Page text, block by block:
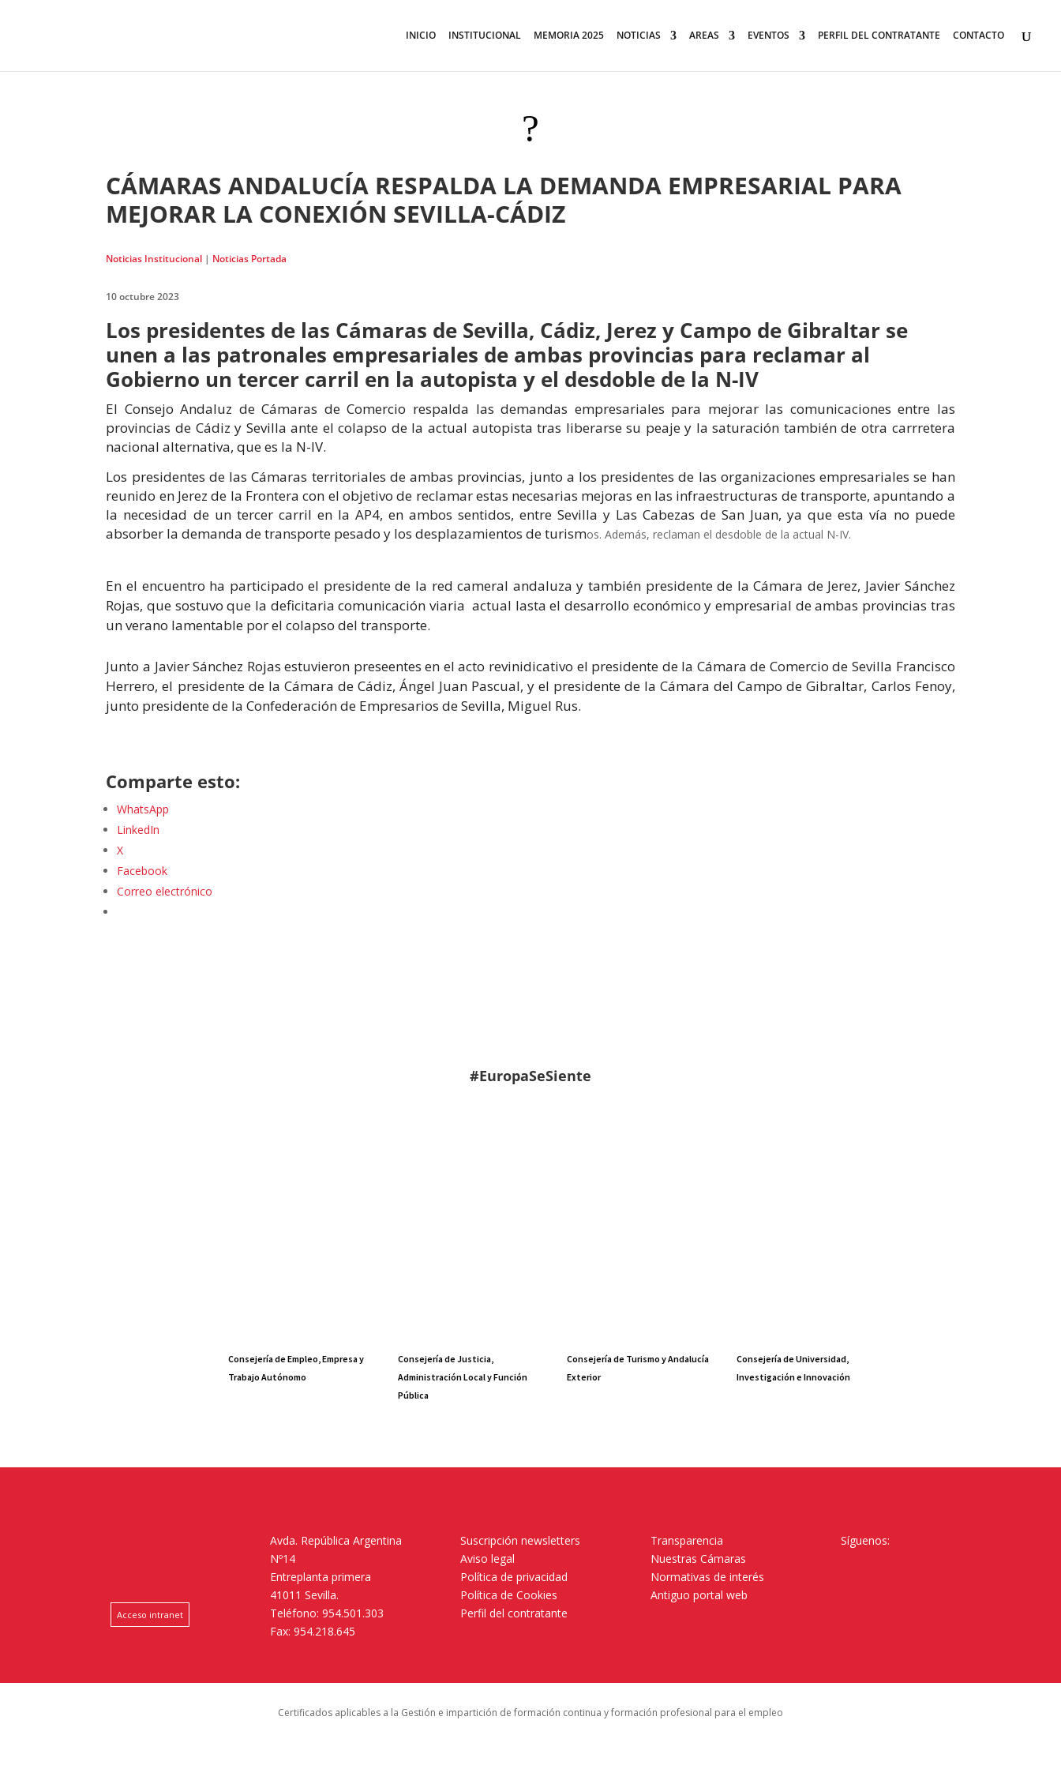
INICIO INSTITUCIONAL MEMORIA 2025 NOTICIAS AREAS EVENTOS PERFIL DEL CONTRATANTE CONTACTO
?
CÁMARAS ANDALUCÍA RESPALDA LA DEMANDA EMPRESARIAL PARA
MEJORAR LA CONEXIÓN SEVILLA-CÁDIZ
Noticias Institucional | Noticias Portada
10 octubre 2023
Los presidentes de las Cámaras de Sevilla, Cádiz, Jerez y Campo de Gibraltar se
unen a las patronales empresariales de ambas provincias para reclamar al
Gobierno un tercer carril en la autopista y el desdoble de la N-IV
El Consejo Andaluz de Cámaras de Comercio respalda las demandas empresariales para mejorar las comunicaciones entre las
provincias de Cádiz y Sevilla ante el colapso de la actual autopista tras liberarse su peaje y la saturación también de otra carrretera
nacional alternativa, que es la N-IV.
Los presidentes de las Cámaras territoriales de ambas provincias, junto a los presidentes de las organizaciones empresariales se han
reunido en Jerez de la Frontera con el objetivo de reclamar estas necesarias mejoras en las infraestructuras de transporte, apuntando a
la necesidad de un tercer carril en la AP4, en ambos sentidos, entre Sevilla y Las Cabezas de San Juan, ya que esta vía no puede
absorber la demanda de transporte pesado y los desplazamientos de turismos. Además, reclaman el desdoble de la actual N-IV.
En el encuentro ha participado el presidente de la red cameral andaluza y también presidente de la Cámara de Jerez, Javier Sánchez
Rojas, que sostuvo que la deficitaria comunicación viaria actual lasta el desarrollo económico y empresarial de ambas provincias tras
un verano lamentable por el colapso del transporte.
Junto a Javier Sánchez Rojas estuvieron preseentes en el acto revinidicativo el presidente de la Cámara de Comercio de Sevilla Francisco
Herrero, el presidente de la Cámara de Cádiz, Ángel Juan Pascual, y el presidente de la Cámara del Campo de Gibraltar, Carlos Fenoy,
junto presidente de la Confederación de Empresarios de Sevilla, Miguel Rus.
Comparte esto:
WhatsApp
LinkedIn
X
Facebook
Correo electrónico
#EuropaSeSiente
Consejería de Empleo, Empresa y
Trabajo Autónomo
Consejería de Justicia,
Administración Local y Función
Pública
Consejería de Turismo y Andalucía
Exterior
Consejería de Universidad,
Investigación e Innovación
Acceso intranet
Avda. República Argentina
Nº14
Entreplanta primera
41011 Sevilla.
Teléfono: 954.501.303
Fax: 954.218.645
Suscripción newsletters
Aviso legal
Política de privacidad
Política de Cookies
Perfil del contratante
Transparencia
Nuestras Cámaras
Normativas de interés
Antiguo portal web
Síguenos:
Certificados aplicables a la Gestión e impartición de formación continua y formación profesional para el empleo